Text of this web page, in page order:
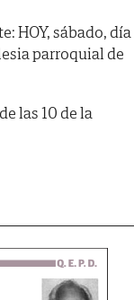
HOY, sábado, día
parroquial de
las 10 de la